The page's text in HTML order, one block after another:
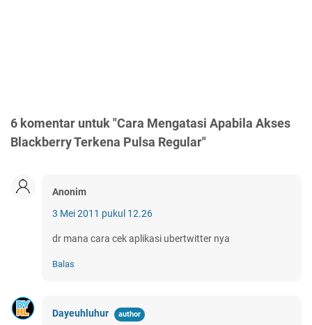
6 komentar untuk "Cara Mengatasi Apabila Akses
Blackberry Terkena Pulsa Regular"
Anonim
3 Mei 2011 pukul 12.26
dr mana cara cek aplikasi ubertwitter nya
Balas
Dayeuhluhur